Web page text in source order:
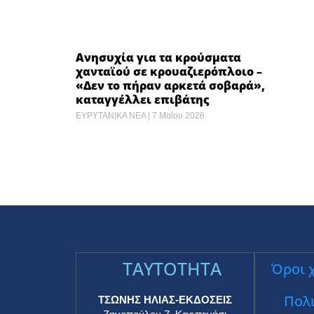
Ανησυχία για τα κρούσματα
χανταϊού σε κρουαζιερόπλοιο –
«Δεν το πήραν αρκετά σοβαρά»,
καταγγέλλει επιβάτης ​
ΕΥΡΥΤΑΝΙΚΑ ΝΕΑ 7 Μαΐου 2026
TAYTOTHTA
ΤΣΩΝΗΣ ΗΛΙΑΣ-ΕΚΔΟΣΕΙΣ
Όροι